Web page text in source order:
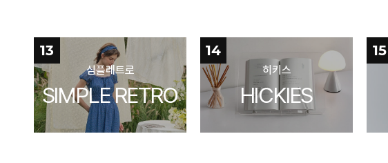
13
심플레트로
SIMPLE RETRO
14
히키스
HICKIES
15